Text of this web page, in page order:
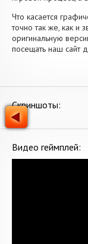
Что касается
точно так же, как и
оригинальную
посещать наш сайт
Скриншоты:
Видео геймплей: